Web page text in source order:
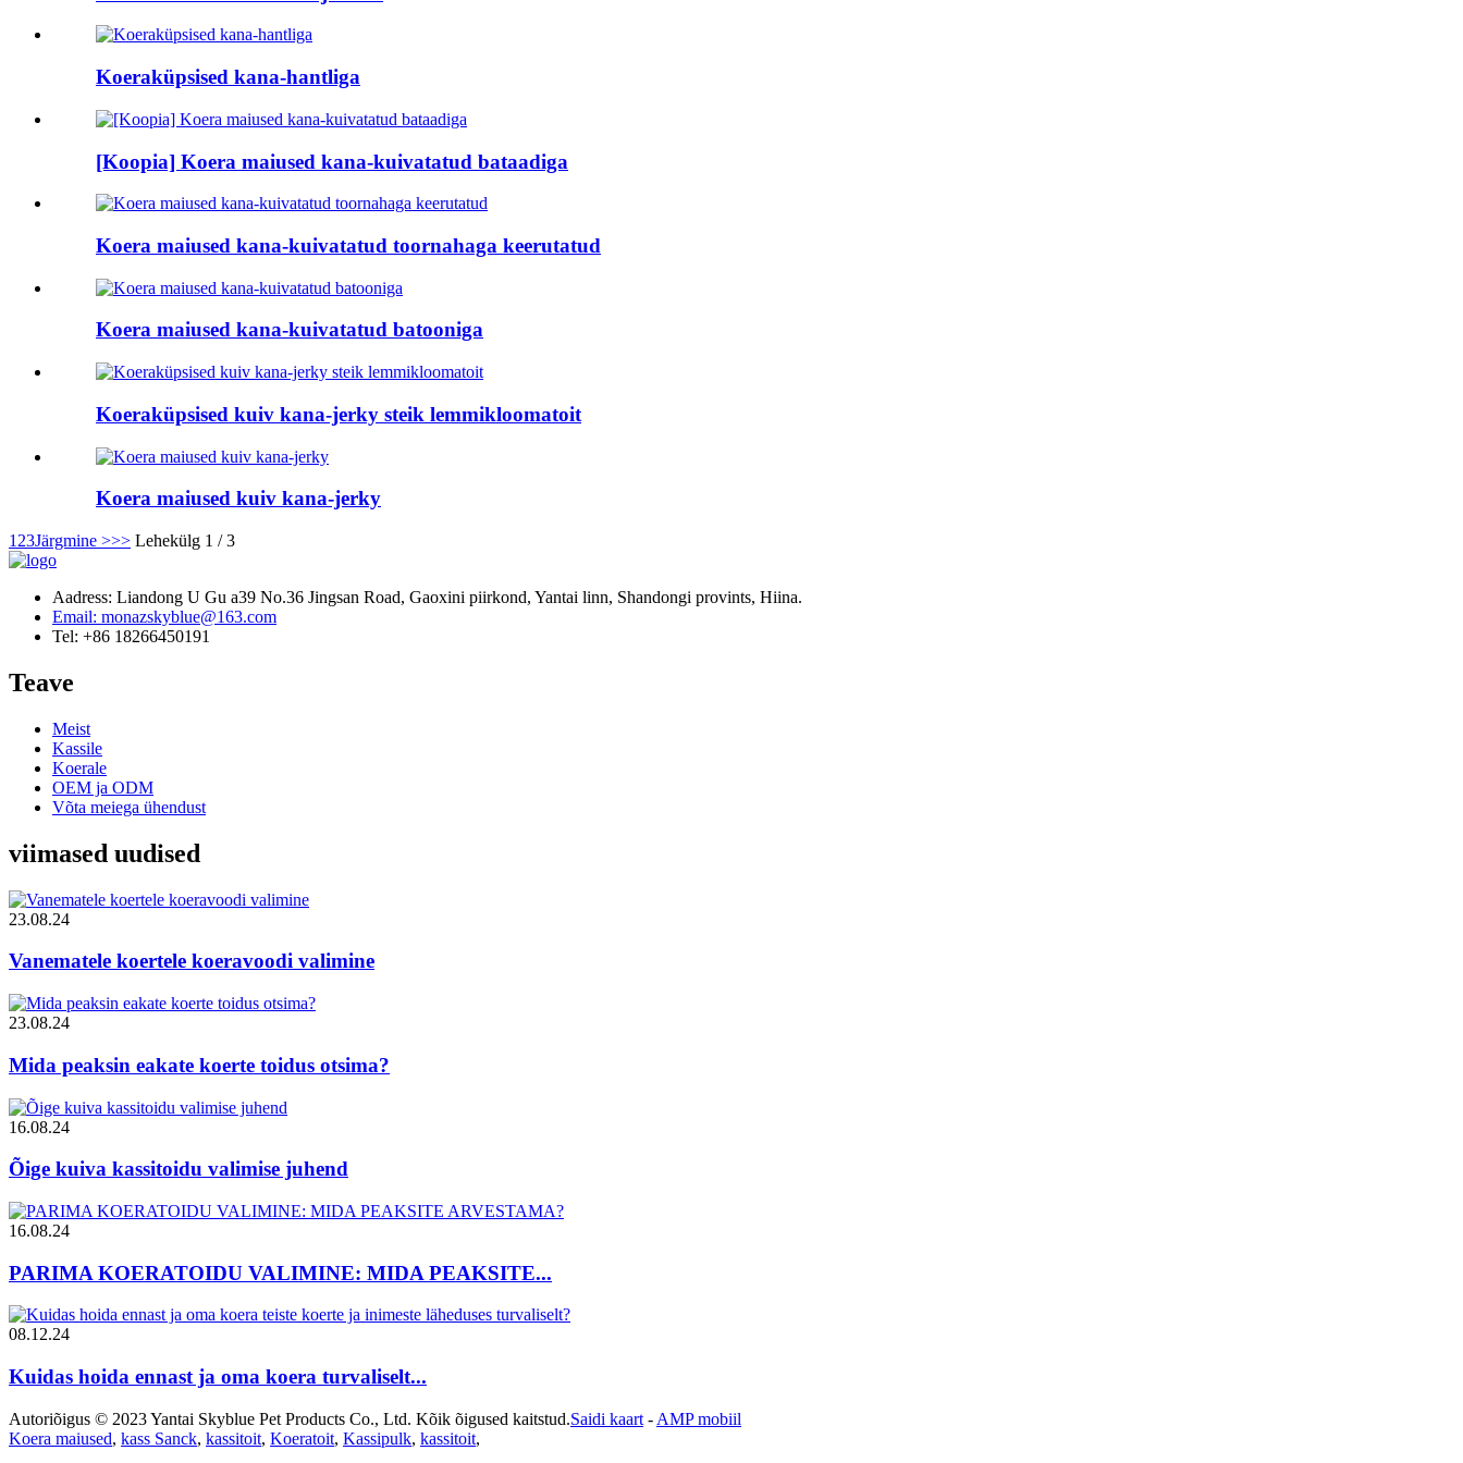
Koeraküpsised kana-hantliga
[Koopia] Koera maiused kana-kuivatatud bataadiga
Koera maiused kana-kuivatatud toornahaga keerutatud
Koera maiused kana-kuivatatud batooniga
Koeraküpsised kuiv kana-jerky steik lemmikloomatoit
Koera maiused kuiv kana-jerky
1 23Järgmine >>> Lehekülg 1 / 3
Aadress: Liandong U Gu a39 No.36 Jingsan Road, Gaoxini piirkond, Yantai linn, Shandongi provints, Hiina.
Email: monazskyblue@163.com
Tel: +86 18266450191
Teave
Meist
Kassile
Koerale
OEM ja ODM
Võta meiega ühendust
viimased uudised
23.08.24
Vanematele koertele koeravoodi valimine
23.08.24
Mida peaksin eakate koerte toidus otsima?
16.08.24
Õige kuiva kassitoidu valimise juhend
16.08.24
PARIMA KOERATOIDU VALIMINE: MIDA PEAKSITE...
08.12.24
Kuidas hoida ennast ja oma koera turvaliselt...
Autoriõigus © 2023 Yantai Skyblue Pet Products Co., Ltd. Kõik õigused kaitstud.Saidi kaart - AMP mobiil
Koera maiused, kass Sanck, kassitoit, Koeratoit, Kassipulk, kassitoit,